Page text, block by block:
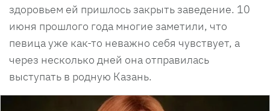
здоровьем ей пришлось закрыть заведение. 10
июня прошлого года многие заметили, что
певица уже как-то неважно себя чувствует, а
через несколько дней она отправилась
выступать в родную Казань.